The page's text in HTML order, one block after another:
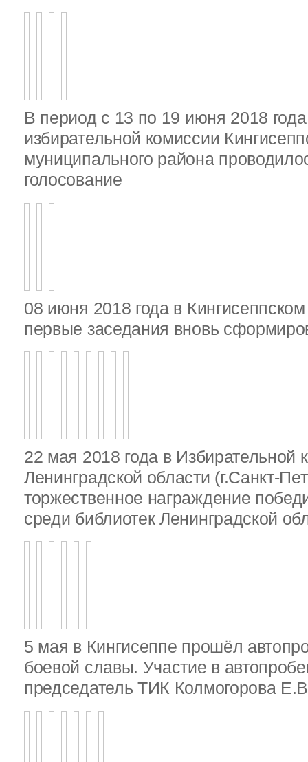
В период с 13 по 19 июня 2018
избирательной комиссии
муниципального района
голосование
08 июня 2018 года в
первые заседания вновь
22 мая 2018 года в Избирательной
Ленинградской области (г.Санкт-
торжественное награждение
среди библиотек Ленинградской
5 мая в Кингисеппе прошёл
боевой славы. Участие в
председатель ТИК Колмогорова